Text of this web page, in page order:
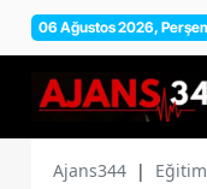
06 Ağustos 2026,
Ajans344 | Eğitim